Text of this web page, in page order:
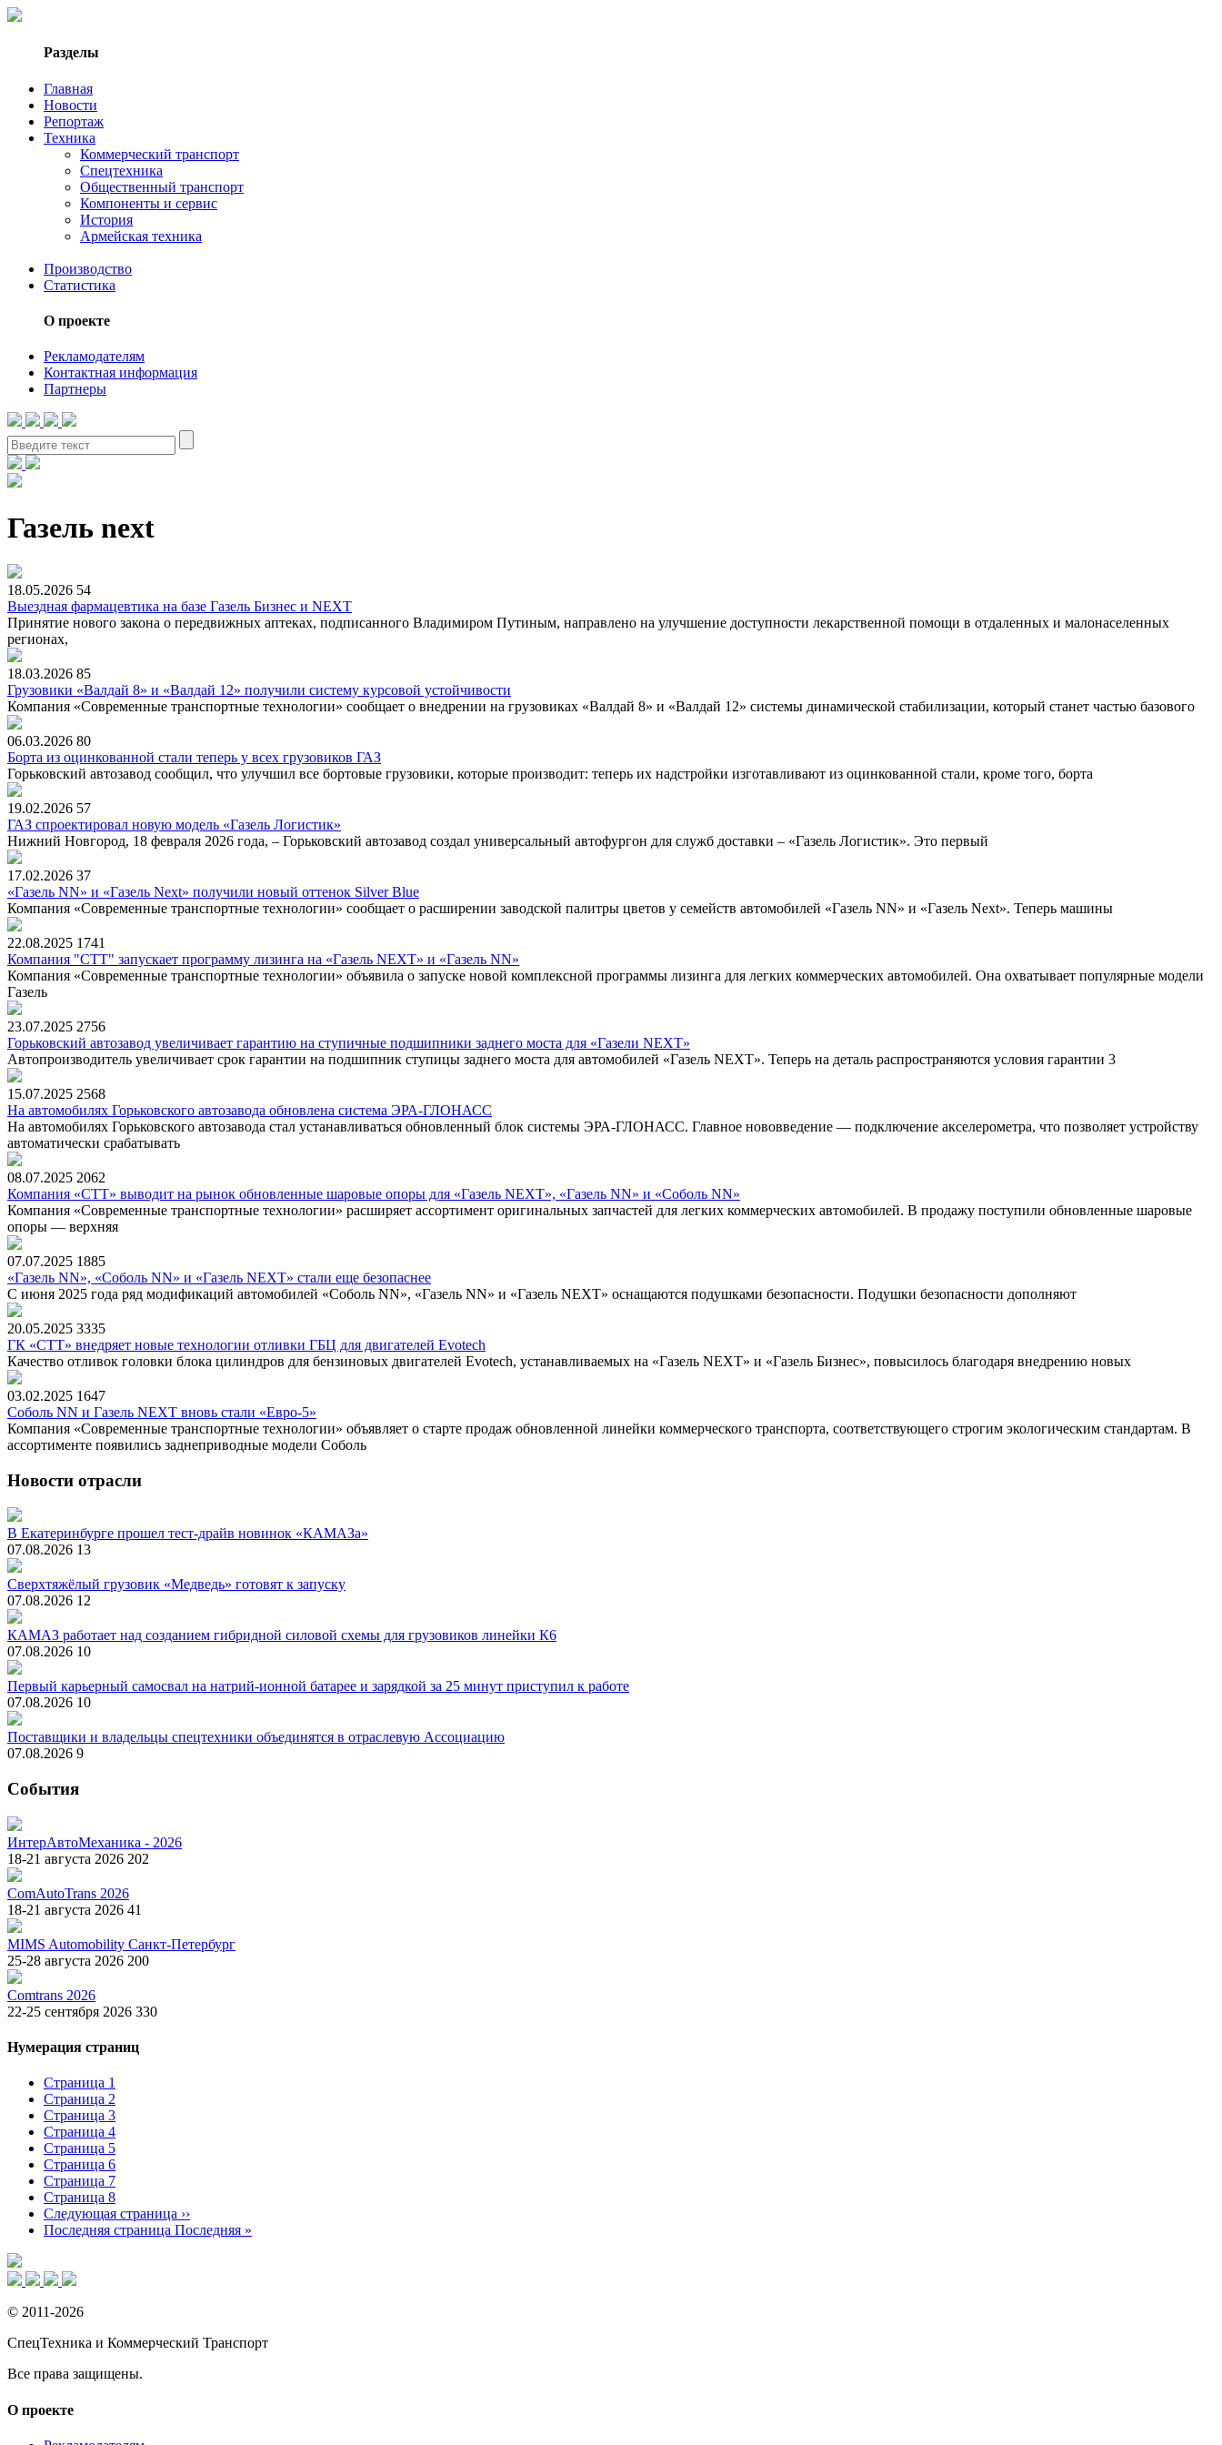
Разделы
Главная
Новости
Репортаж
Техника
Коммерческий транспорт
Спецтехника
Общественный транспорт
Компоненты и сервис
История
Армейская техника
Производство
Статистика
О проекте
Рекламодателям
Контактная информация
Партнеры
Газель next
18.05.2026 54
Выездная фармацевтика на базе Газель Бизнес и NEXT
Принятие нового закона о передвижных аптеках, подписанного Владимиром Путиным, направлено на улучшение доступности лекарственной помощи в отдаленных и малонаселенных
регионах,
18.03.2026 85
Грузовики «Валдай 8» и «Валдай 12» получили систему курсовой устойчивости
Компания «Современные транспортные технологии» сообщает о внедрении на грузовиках «Валдай 8» и «Валдай 12» системы динамической стабилизации, который станет частью базового
06.03.2026 80
Борта из оцинкованной стали теперь у всех грузовиков ГАЗ
Горьковский автозавод сообщил, что улучшил все бортовые грузовики, которые производит: теперь их надстройки изготавливают из оцинкованной стали, кроме того, борта
19.02.2026 57
ГАЗ спроектировал новую модель «Газель Логистик»
Нижний Новгород, 18 февраля 2026 года, – Горьковский автозавод создал универсальный автофургон для служб доставки – «Газель Логистик». Это первый
17.02.2026 37
«Газель NN» и «Газель Next» получили новый оттенок Silver Blue
Компания «Современные транспортные технологии» сообщает о расширении заводской палитры цветов у семейств автомобилей «Газель NN» и «Газель Next». Теперь машины
22.08.2025 1741
Компания "СТТ" запускает программу лизинга на «Газель NEXT» и «Газель NN»
Компания «Современные транспортные технологии» объявила о запуске новой комплексной программы лизинга для легких коммерческих автомобилей. Она охватывает популярные модели
Газель
23.07.2025 2756
Горьковский автозавод увеличивает гарантию на ступичные подшипники заднего моста для «Газели NEXT»
Автопроизводитель увеличивает срок гарантии на подшипник ступицы заднего моста для автомобилей «Газель NEXT». Теперь на деталь распространяются условия гарантии 3
15.07.2025 2568
На автомобилях Горьковского автозавода обновлена система ЭРА-ГЛОНАСС
На автомобилях Горьковского автозавода стал устанавливаться обновленный блок системы ЭРА-ГЛОНАСС. Главное нововведение — подключение акселерометра, что позволяет устройству
автоматически срабатывать
08.07.2025 2062
Компания «СТТ» выводит на рынок обновленные шаровые опоры для «Газель NEXT», «Газель NN» и «Соболь NN»
Компания «Современные транспортные технологии» расширяет ассортимент оригинальных запчастей для легких коммерческих автомобилей. В продажу поступили обновленные шаровые
опоры — верхняя
07.07.2025 1885
«Газель NN», «Соболь NN» и «Газель NEXT» стали еще безопаснее
С июня 2025 года ряд модификаций автомобилей «Соболь NN», «Газель NN» и «Газель NEXT» оснащаются подушками безопасности. Подушки безопасности дополняют
20.05.2025 3335
ГК «СТТ» внедряет новые технологии отливки ГБЦ для двигателей Evotech
Качество отливок головки блока цилиндров для бензиновых двигателей Evotech, устанавливаемых на «Газель NEXT» и «Газель Бизнес», повысилось благодаря внедрению новых
03.02.2025 1647
Соболь NN и Газель NEXT вновь стали «Евро-5»
Компания «Современные транспортные технологии» объявляет о старте продаж обновленной линейки коммерческого транспорта, соответствующего строгим экологическим стандартам. В
ассортименте появились заднеприводные модели Соболь
Новости отрасли
В Екатеринбурге прошел тест-драйв новинок «КАМАЗа»
07.08.2026 13
Сверхтяжёлый грузовик «Медведь» готовят к запуску
07.08.2026 12
КАМАЗ работает над созданием гибридной силовой схемы для грузовиков линейки К6
07.08.2026 10
Первый карьерный самосвал на натрий-ионной батарее и зарядкой за 25 минут приступил к работе
07.08.2026 10
Поставщики и владельцы спецтехники объединятся в отраслевую Ассоциацию
07.08.2026 9
События
ИнтерАвтоМеханика - 2026
18-21 августа 2026 202
ComAutoTrans 2026
18-21 августа 2026 41
MIMS Automobility Санкт-Петербург
25-28 августа 2026 200
Comtrans 2026
22-25 сентября 2026 330
Нумерация страниц
Страница 1
Страница 2
Страница 3
Страница 4
Страница 5
Страница 6
Страница 7
Страница 8
Следующая страница ››
Последняя страница Последняя »
© 2011-2026
СпецТехника и Коммерческий Транспорт
Все права защищены.
О проекте